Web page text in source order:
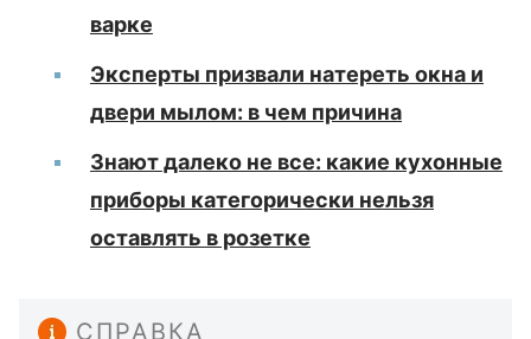
варке
Эксперты призвали натереть окна и
двери мылом: в чем причина
Знают далеко не все: какие кухонные
приборы категорически нельзя
оставлять в розетке
СПРАВКА